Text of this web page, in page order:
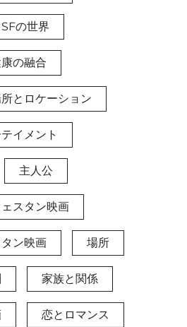
の世界
の融合
とロケーション
イメント
主人公
スタン映画
ン映画 場所
家族と関係
恋とロマンス